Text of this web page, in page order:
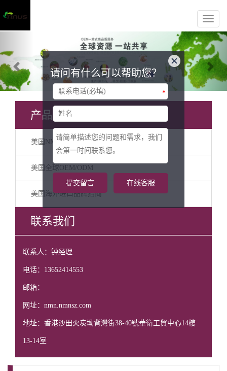
产品分类
美国NMN代加工
美国全球OEM/ODM
美国海外进口品牌招商
联系我们
联系人：钟经理
电话：13652414553
邮箱：
网址：nmn.nmnsz.com
地址：香港沙田火炭坳背灣街38-40號華衛工貿中心14樓
13-14室
请问有什么可以帮助您？
*
提交留言 在线客服